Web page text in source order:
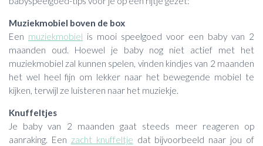
Muziekmobiel boven de box
Een muziekmobiel is mooi speelgoed voor een baby van 2
maanden oud. Hoewel je baby nog niet actief met het
muziekmobiel zal kunnen spelen, vinden kindjes van 2 maanden
het wel heel fijn om lekker naar het bewegende mobiel te
kijken, terwijl ze luisteren naar het muziekje.
Knuffeltjes
Je baby van 2 maanden gaat steeds meer reageren op
aanraking. Een zacht knuffeltje dat bijvoorbeeld naar jou of